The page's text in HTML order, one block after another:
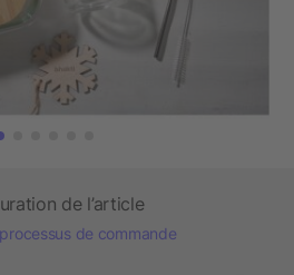
de l’article
de commande